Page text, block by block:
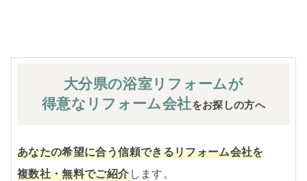
大分県の浴室 リフォームが
得意なリフォーム会社をお探しの方へ
あなたの希望に合う信頼できるリフォーム会社を
複数社・無料でご紹介します。